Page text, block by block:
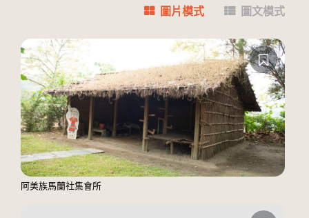
圖片模式 圖文模式
阿美族馬蘭社集會所